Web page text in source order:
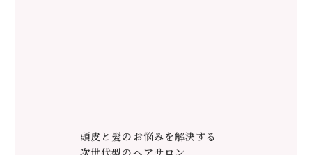
頭皮と髪のお悩みを解決する